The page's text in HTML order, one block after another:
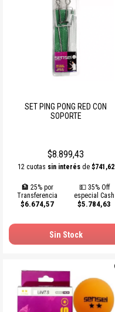
SET PING PONG RED CON
SOPORTE
$8.899,43
12 cuotas sin interésde $741,62
🏦 25% por
Transferencia
$6.674,57
💵 35% Off
especial Cash
$5.784,63
Sin Stock